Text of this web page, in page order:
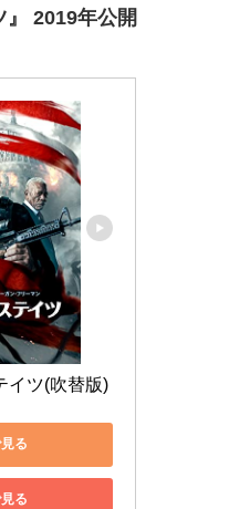
』 2019年公開
イツ(吹替版)
る
る